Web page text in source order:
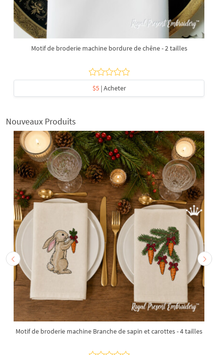
Motif de broderie machine bordure de chêne - 2 tailles
$5| Acheter
Nouveaux Produits
Motif de broderie machine Branche de sapin et carottes - 4 tailles